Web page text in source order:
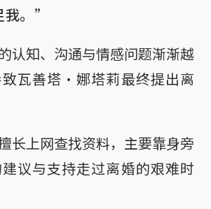
。”
认知、沟通与情感问题渐渐越
瓦善塔·娜塔莉最终提出离
长上网查找资料，主要靠身旁
议与支持走过离婚的艰难时